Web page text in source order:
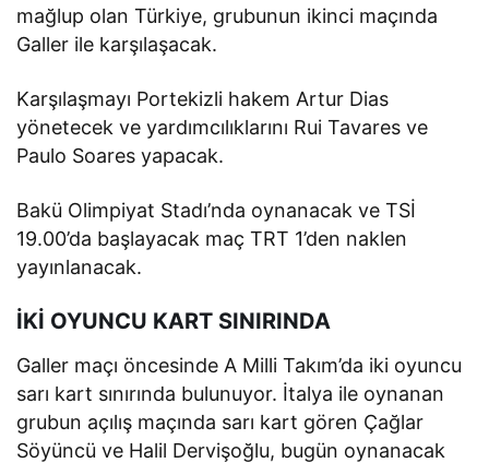
mağlup olan Türkiye, grubunun ikinci maçında
Galler ile karşılaşacak.
Karşılaşmayı Portekizli hakem Artur Dias
yönetecek ve yardımcılıklarını Rui Tavares ve
Paulo Soares yapacak.
Bakü Olimpiyat Stadı’nda oynanacak ve TSİ
19.00’da başlayacak maç TRT 1’den naklen
yayınlanacak.
İKİ OYUNCU KART SINIRINDA
Galler maçı öncesinde A Milli Takım’da iki oyuncu
sarı kart sınırında bulunuyor. İtalya ile oynanan
grubun açılış maçında sarı kart gören Çağlar
Söyüncü ve Halil Dervişoğlu, bugün oynanacak